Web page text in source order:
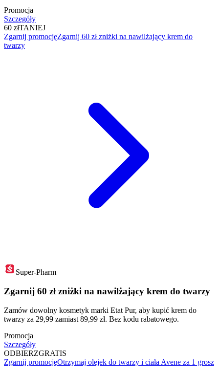
Promocja
Szczegóły
60 złTANIEJ
Zgarnij promocjęZgarnij 60 zł zniżki na nawilżający krem do
twarzy
Super-Pharm
Zgarnij 60 zł zniżki na nawilżający krem do twarzy
Zamów dowolny kosmetyk marki Etat Pur, aby kupić krem do
twarzy za 29,99 zamiast 89,99 zł. Bez kodu rabatowego.
Promocja
Szczegóły
ODBIERZGRATIS
Zgarnij promocjęOtrzymaj olejek do twarzy i ciała Avene za 1 grosz